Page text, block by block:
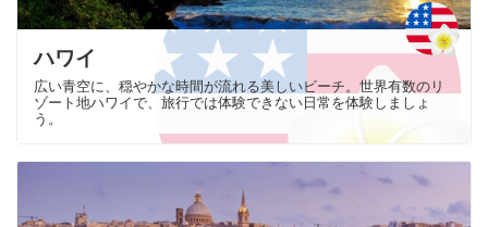
ハワイ
広い青空に、穏やかな時間が流れる美しいビーチ。世界有数のリ
ゾート地ハワイで、旅行では体験できない日常を体験しましょ
う。